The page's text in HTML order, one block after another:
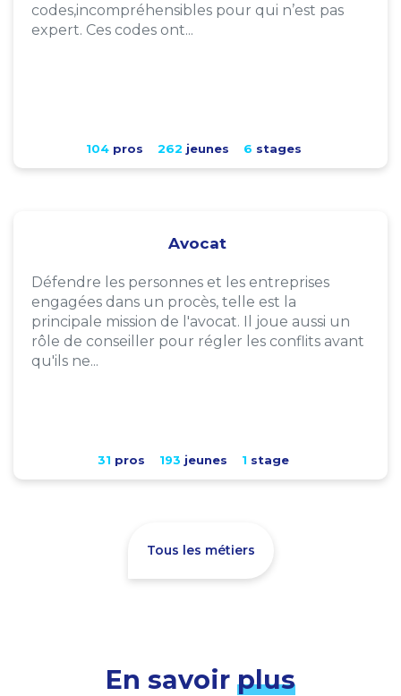
codes,incompréhensibles pour qui n’est pas
expert. Ces codes ont...
104pros 262 jeunes 6 stages
Avocat
Défendre les personnes et les entreprises
engagées dans un procès, telle est la
principale mission de l'avocat. Il joue aussi un
rôle de conseiller pour régler les conflits avant
qu'ils ne...
31 pros 193 jeunes 1 stage
Tous les métiers
En savoir plus